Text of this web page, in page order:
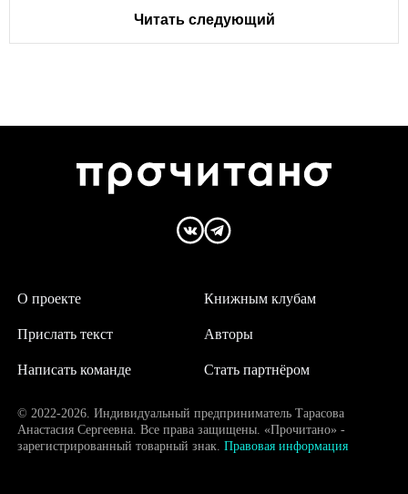
Читать следующий
О проекте
Написать команде
Авторы
Прислать текст
Книжным клубам
Стать партнёром
© 2022-2026. Индивидуальный предприниматель Тарасова
Анастасия Сергеевна. Все права защищены. «Прочитано» -
зарегистрированный товарный знак. Правовая информация